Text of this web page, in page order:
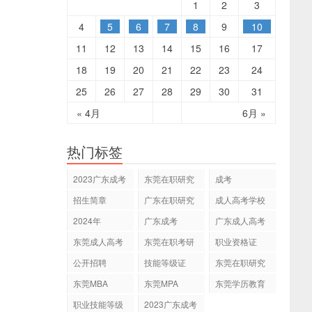
« 4月 6月 »
1 2
3
4
5 6 7 8 9
10
11
12 13 14 15 16
17
18
19 20 21 22 23
24
25
26 27 28 29 30 31
热门标签
2023广东成考
东莞在职研究
成考
招生简章
广东在职研究
成人高考学校
2024年
广东成考
广东成人高考
东莞成人高考
东莞在职考研
职业资格证
公开招聘
技能等级证
东莞在职研究
东莞MBA 东莞MPA
东莞学历教育
职业技能等级
2023广东成考